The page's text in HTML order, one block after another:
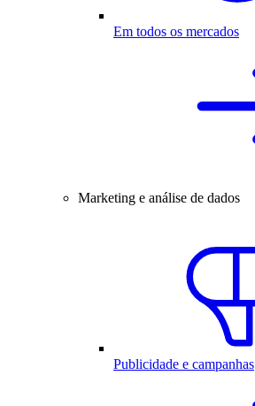
Em todos os mercados
Marketing e análise de dados
Publicidade e campanhas